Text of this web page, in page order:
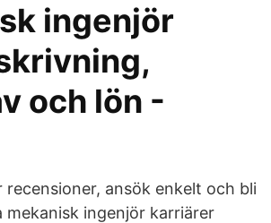
ingenjör
och lön -
recensioner, ansök enkelt och bli
mekanisk ingenjör karriärer